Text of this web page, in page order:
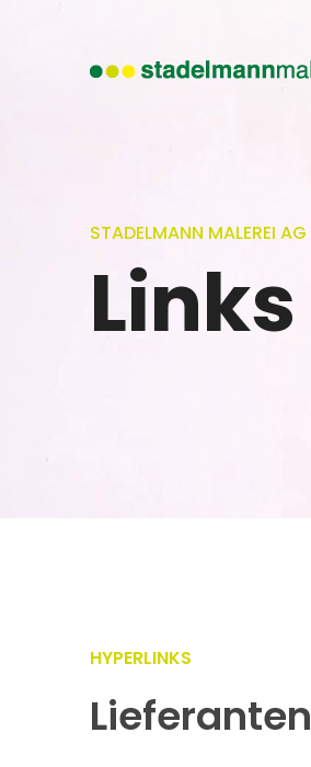
STADELMANN MALEREI AG
Links
HYPERLINKS
Lieferanten